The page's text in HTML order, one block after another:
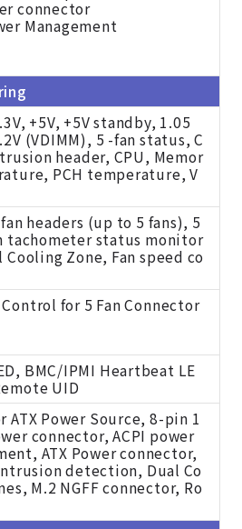
connector
Management
+5V, +5V standby, 1.05
(VDIMM), 5 -fan status, C
header, CPU, Memor
PCH temperature, V
headers (up to 5 fans), 5
tachometer status monitor
Cooling Zone, Fan speed co
for 5 Fan Connector
BMC/IPMI Heartbeat LE
UID
ATX Power Source, 8-pin 1
connector, ACPI power
ATX Power connector,
detection, Dual Co
M.2 NGFF connector, Ro